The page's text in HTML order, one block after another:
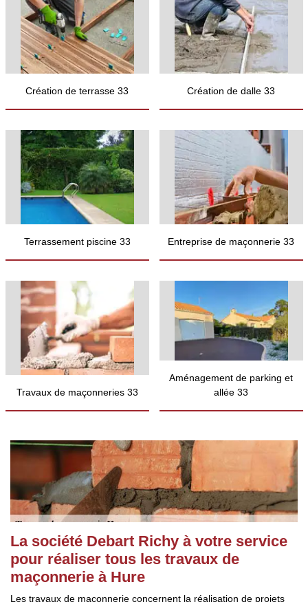
Création de terrasse 33 Création de dalle 33
Terrassement piscine 33 Entreprise de maçonnerie 33
Travaux de maçonneries 33
Aménagement de parking et
allée 33
La société Debart Richy à votre service
pour réaliser tous les travaux de
maçonnerie à Hure
Les travaux de maçonnerie concernent la réalisation de projets